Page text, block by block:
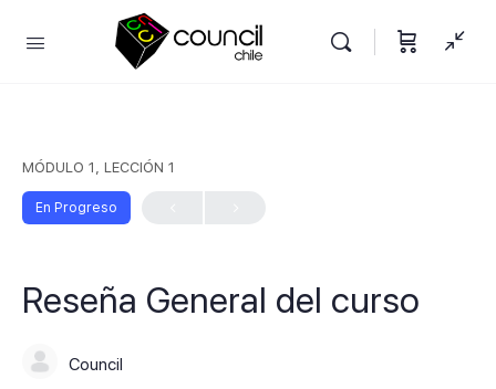
MÓDULO 1, LECCIÓN 1
En Progreso
Reseña General del curso
Council